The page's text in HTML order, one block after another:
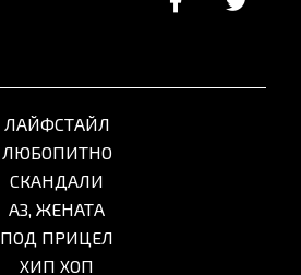
ЛАЙФСТАЙЛ
ЛЮБОПИТНО
СКАНДАЛИ
АЗ, ЖЕНАТА
ПОД ПРИЦЕЛ
ХИП ХОП